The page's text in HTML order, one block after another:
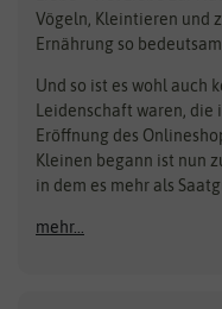
Rasensamen
Steckzwiebeln
Zimmer & Kübelpflanzen
Kataloge
Schnäppchen
Anzucht &
Anzuchtschalen
Bionana
BIOWOL
Blumicorn
Bûten Birds
Vögeln, Kleintieren und
Ernährung so bedeutsam
Und so ist es wohl auch
Leidenschaft waren,
Eröffnung des
Kleinen begann ist nun
in dem es mehr als
mehr...